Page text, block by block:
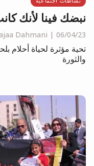
نبضك فينا لأنك
06/04/23
Dahmani
تحية مؤثرة لحياة أحلام
والثورة